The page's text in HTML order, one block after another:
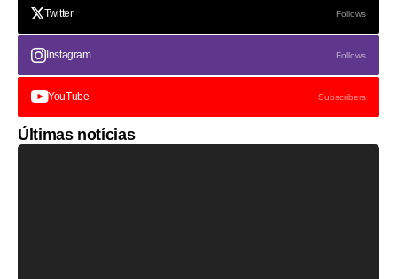
Twitter Follows
Instagram Follows
YouTube Subscribers
Últimas notícias